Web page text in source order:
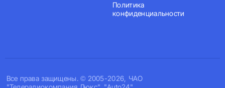
Все права защищены. © 2005-2026, ЧАО
Политика
конфиденциальности